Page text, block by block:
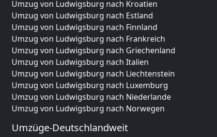
Umzug von Ludwigsburg nach Kroatien
Umzug von Ludwigsburg nach Estland
Umzug von Ludwigsburg nach Finnland
Umzug von Ludwigsburg nach Frankreich
Umzug von Ludwigsburg nach Griechenland
Umzug von Ludwigsburg nach Italien
Umzug von Ludwigsburg nach Liechtenstein
Umzug von Ludwigsburg nach Luxemburg
Umzug von Ludwigsburg nach Niederlande
Umzug von Ludwigsburg nach Norwegen
Umzüge-Deutschlandweit